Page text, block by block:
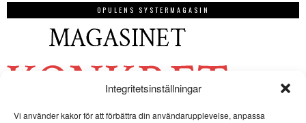
Integritetsinställningar
Vi använder kakor för att förbättra din användarupplevelse, anpassa
OPULENS SYSTERMAGASIN